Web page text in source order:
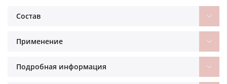
Состав
Применение
Подробная информация